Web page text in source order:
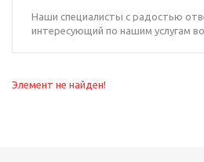
Наши специалисты с радостью
интересующий по нашим услугам
Элемент не найден!